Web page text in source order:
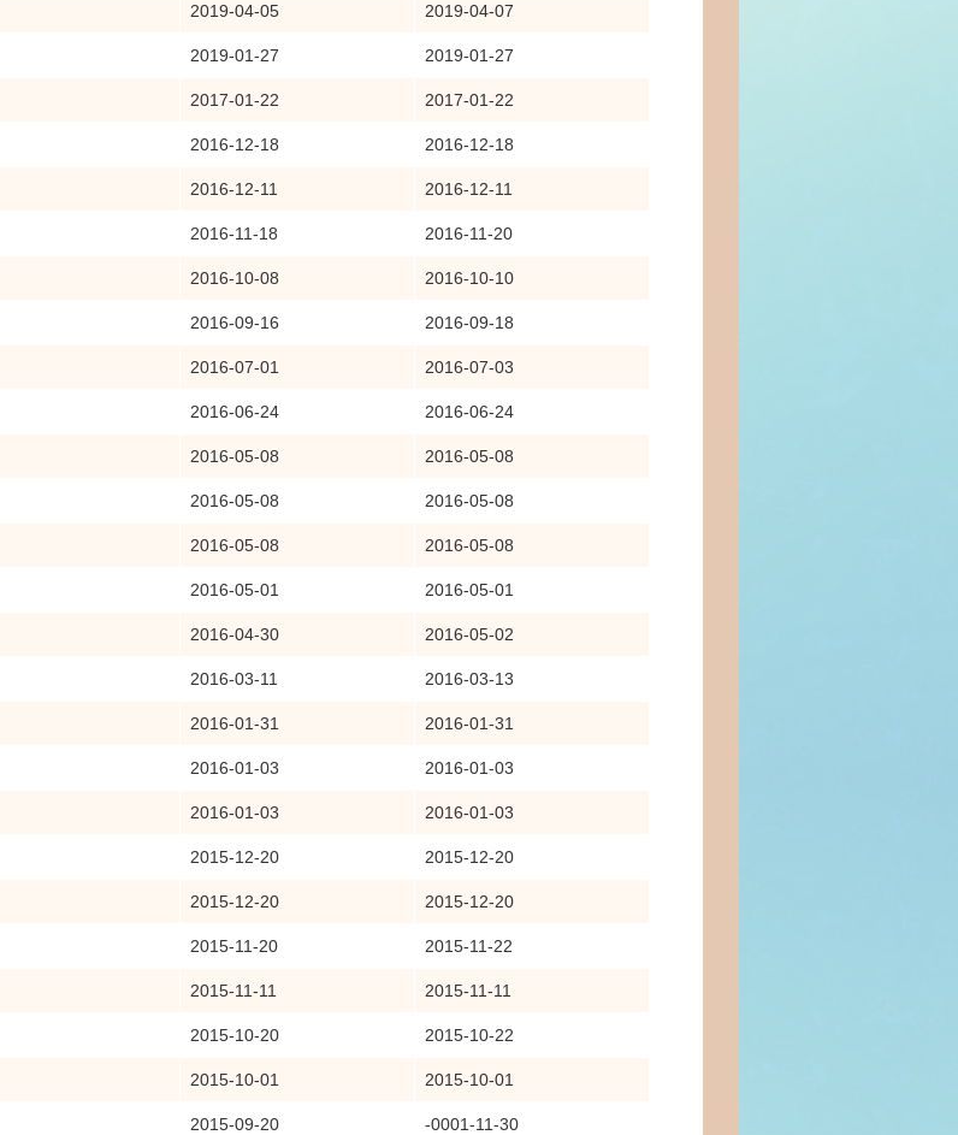
2019-04-05 2019-04-07
2019-01-27 2019-01-27
2017-01-22 2017-01-22
2016-12-18 2016-12-18
2016-12-11 2016-12-11
2016-11-18 2016-11-20
2016-10-08 2016-10-10
2016-09-16 2016-09-18
2016-07-01 2016-07-03
2016-06-24 2016-06-24
2016-05-08 2016-05-08
2016-05-08 2016-05-08
2016-05-08 2016-05-08
2016-05-01 2016-05-01
2016-04-30 2016-05-02
2016-03-11 2016-03-13
2016-01-31 2016-01-31
2016-01-03 2016-01-03
2016-01-03 2016-01-03
2015-12-20 2015-12-20
2015-12-20 2015-12-20
2015-11-20 2015-11-22
2015-11-11 2015-11-11
2015-10-20 2015-10-22
2015-10-01 2015-10-01
2015-09-20 -0001-11-30